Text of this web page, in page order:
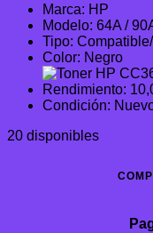
Marca: HP
Modelo: 64A /
Tipo:
Color: Negro
Rendimiento:
Condición:
20 disponibles